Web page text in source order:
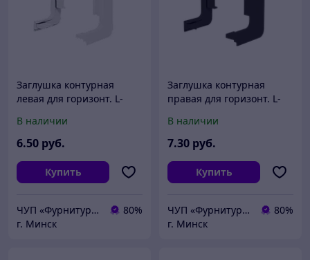
Заглушка контурная
левая для горизонт. L-
Gola-X белый
В наличии
6.50 руб.
Купить
ЧУП «Фурнитурка-бай»
80%
г. Минск
Заглушка контурная
правая для горизонт. L-
Gola-X черный
В наличии
7.30 руб.
Купить
ЧУП «Фурнитурка-бай»
80%
г. Минск